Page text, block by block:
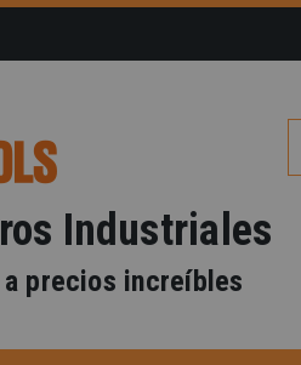
Industriales
precios increíbles